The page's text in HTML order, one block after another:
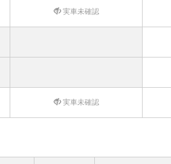
実車未確認
実車未確認